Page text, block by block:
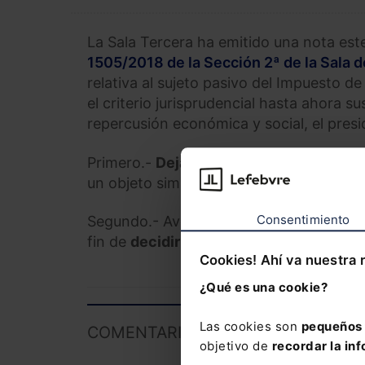
Consentimiento
Cookies! Ahí va nuestra
¿Qué es una cookie?
Las cookies son
objetivo de recordar la
La Sala Tercera ha emitido una nota
1505/2018 de la Sección 2ª de la
relativa al sujeto pasivo del Impuesto
el criterio jurisprudencial hasta ahora
repercusión económica y social, el
Primero.- Dejar sin efecto todos los
un objeto similar.
Segundo.- Avocar al Pleno de la Sala
fin de decidir si dicho giro
COMENTARIOS